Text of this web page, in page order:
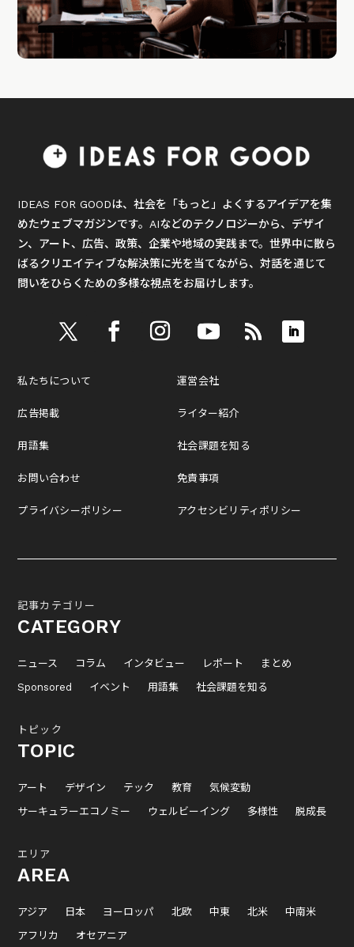
IDEAS FOR GOODは、社会を「もっと」よくするアイデアを集
めたウェブマガジンです。AIなどのテクノロジーから、デザイ
ン、アート、広告、政策、企業や地域の実践まで。世界中に散ら
ばるクリエイティブな解決策に光を当てながら、対話を通じて
問いをひらくための多様な視点をお届けします。
私たちについて
広告掲載
用語集
お問い合わせ
プライバシーポリシー
運営会社
ライター紹介
社会課題を知る
免責事項
アクセシビリティポリシー
記事カテゴリー
CATEGORY
ニュース コラム インタビュー レポート
まとめ
Sponsored
イベント 用語集 社会課題を知る
トピック
TOPIC
アート デザイン テック 教育
気候変動
サーキュラーエコノミー
ウェルビーイング 多様性 脱成長
エリア
AREA
アジア 日本 ヨーロッパ 北欧 中東 北米
中南米
アフリカ
オセアニア